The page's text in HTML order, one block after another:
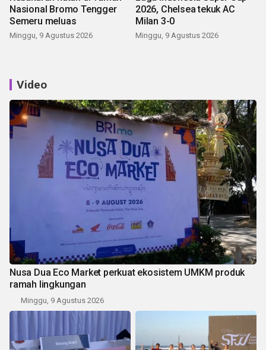
Nasional Bromo Tengger
Semeru meluas
Minggu, 9 Agustus 2026
2026, Chelsea tekuk AC
Milan 3-0
Minggu, 9 Agustus 2026
Video
Nusa Dua Eco Market perkuat ekosistem UMKM produk
ramah lingkungan
Minggu, 9 Agustus 2026